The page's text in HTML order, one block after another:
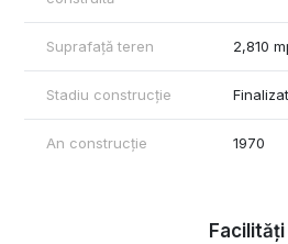
Suprafață teren 2,810
Stadiu construcție
An construcție 1970
Facilități